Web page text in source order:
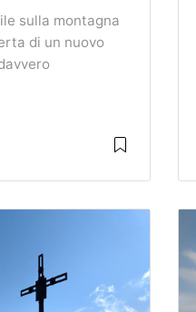
sulla montagna
di un nuovo